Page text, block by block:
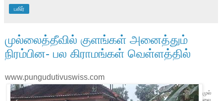
பகிர்
முல்லைத்தீவில் குளங்கள் அனைத்தும்
நிரம்பின- பல கிராமங்கள் வெள்ளத்தில்
www.pungudutivuswiss.com
முல்
லை